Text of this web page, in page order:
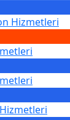
Hizmetleri
Hizmetleri